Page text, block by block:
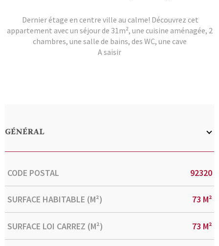
Dernier étage en centre ville au calme! Découvrez cet
appartement avec un séjour de 31m², une cuisine aménagée, 2
chambres, une salle de bains, des WC, une cave
A saisir
GÉNÉRAL
Caractérisque
CODE POSTAL 92320
SURFACE HABITABLE (M²) 73 M²
SURFACE LOI CARREZ (M²) 73 M²